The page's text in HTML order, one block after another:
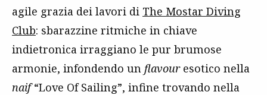
agile grazia dei lavori di The Mostar Diving
Club: sbarazzine ritmiche in chiave
indietronica irraggiano le pur brumose
armonie, infondendo un flavouresotico nella
naif“Love Of Sailing”, infine trovando nella